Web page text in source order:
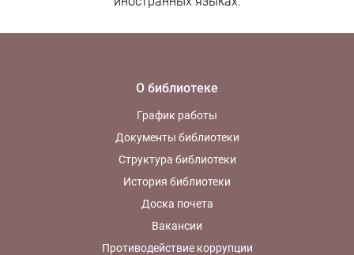
О библиотеке
График работы
Документы библиотеки
Структура библиотеки
История библиотеки
Доска почета
Вакансии
Противодействие коррупции